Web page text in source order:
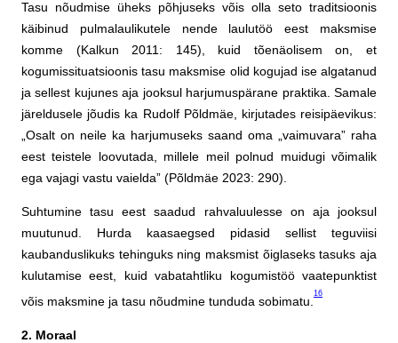
Tasu nõudmise üheks põhjuseks võis olla seto traditsioonis
käibinud pulmalaulikutele nende laulutöö eest maksmise
komme (Kalkun 2011: 145), kuid tõenäolisem on, et
kogumissituatsioonis tasu maksmise olid kogujad ise algatanud
ja sellest kujunes aja jooksul harjumuspärane praktika. Samale
järeldusele jõudis ka Rudolf Põldmäe, kirjutades reisipäevikus:
„Osalt on neile ka harjumuseks saand oma „vaimuvara” raha
eest teistele loovutada, millele meil polnud muidugi võimalik
ega vajagi vastu vaielda” (Põldmäe 2023: 290).
Suhtumine tasu eest saadud rahvaluulesse on aja jooksul
muutunud. Hurda kaasaegsed pidasid sellist teguviisi
kaubanduslikuks tehinguks ning maksmist õiglaseks tasuks aja
kulutamise eest, kuid vabatahtliku kogumistöö vaatepunktist
võis maksmine ja tasu nõudmine tunduda sobimatu.
16
2. Moraal